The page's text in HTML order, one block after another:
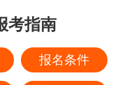
考指南
报名条件